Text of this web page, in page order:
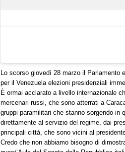
Lo scorso giovedì 28 marzo il Parlamento
per il Venezuela elezioni presidenziali
È ormai acclarato a livello internazionale
mercenari russi, che sono atterrati a
gruppi paramilitari che stanno sorgendo in
direttamente al servizio del regime, dai
principali città, che sono vicini al
Credo che non abbiamo bisogno di